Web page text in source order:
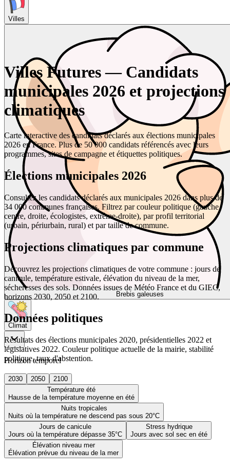
Villes
Brebis galeuses
Climat
Horizon temporel
2030 2050
2100
Température été
Hausse de la température moyenne en été
Nuits tropicales
Nuits où la température ne descend pas sous 20°C
Jours de canicule
Jours où la température dépasse 35°C
Stress hydrique
Jours avec sol sec en été
Élévation niveau mer
Élévation prévue du niveau de la mer
Villes Futures — Candidats
municipales 2026 et projections
climatiques
Carte interactive des candidats déclarés aux élections municipales
2026 en France. Plus de 50 000 candidats référencés avec leurs
programmes, sites de campagne et étiquettes politiques.
Élections municipales 2026
Consultez les candidats déclarés aux municipales 2026 dans plus de
34 000 communes françaises. Filtrez par couleur politique (gauche,
centre, droite, écologistes, extrême-droite), par profil territorial
(urbain, périurbain, rural) et par taille de commune.
Projections climatiques par commune
Découvrez les projections climatiques de votre commune : jours de
canicule, température estivale, élévation du niveau de la mer,
sécheresses des sols. Données issues de Météo France et du GIEC,
horizons 2030, 2050 et 2100.
Données politiques
Résultats des élections municipales 2020, présidentielles 2022 et
législatives 2022. Couleur politique actuelle de la mairie, stabilité
politique, taux d'abstention.